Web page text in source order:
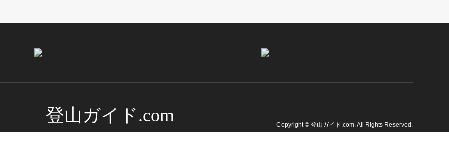
登山ガイド.com Copyright © 登山ガイド.com . All Rights Reserved.